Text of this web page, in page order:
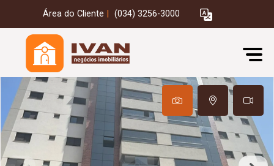
Área do Cliente (034) 3256-3000